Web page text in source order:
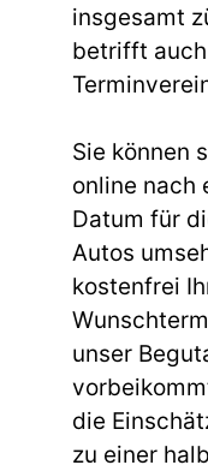
insgesamt
betrifft
Sie können
online nach
Datum für
Autos
kostenfrei
unser
die
zu einer